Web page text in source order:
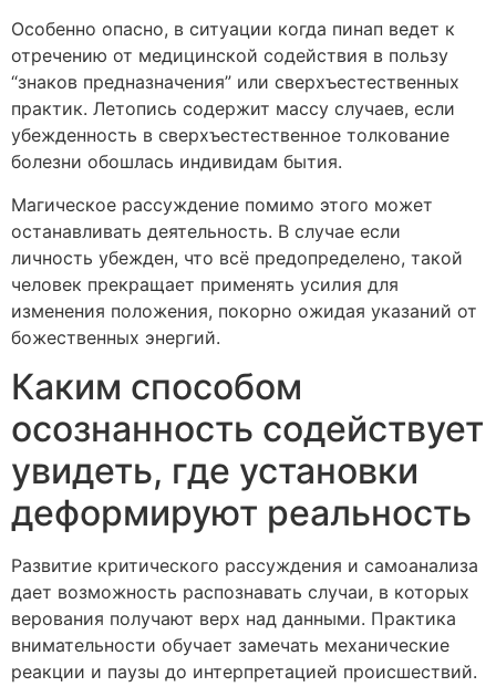
Особенно опасно, в ситуации когда пинап ведет к
отречению от медицинской содействия в пользу
“знаков предназначения” или сверхъестественных
практик. Летопись содержит массу случаев, если
убежденность в сверхъестественное толкование
болезни обошлась индивидам бытия.
Магическое рассуждение помимо этого может
останавливать деятельность. В случае если
личность убежден, что всё предопределено, такой
человек прекращает применять усилия для
изменения положения, покорно ожидая указаний от
божественных энергий.
Каким способом
осознанность содействует
увидеть, где установки
деформируют реальность
Развитие критического рассуждения и самоанализа
дает возможность распознавать случаи, в которых
верования получают верх над данными. Практика
внимательности обучает замечать механические
реакции и паузы до интерпретацией происшествий.